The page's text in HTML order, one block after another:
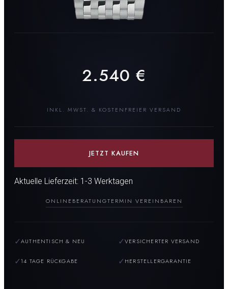
2.540 €
INKL. MWST. & KOSTENFREIER VERSAND
JETZT KAUFEN
Aktuelle Lieferzeit: 1-3 Werktagen
ONLINEBERATUNGTERMIN VEREINBAREN
✓AUTHENTISCH & NEU ✓VERSICHERTER VERSAND
✓14 TAGE RÜCKGABE ✓HERSTELLERGARANTIE